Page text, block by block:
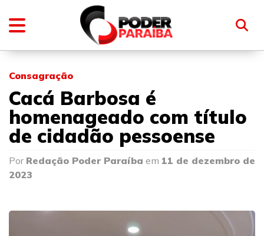
Consagração
Cacá Barbosa é
homenageado com título
de cidadão pessoense
Por Redação Poder Paraíba em 11 de dezembro de
2023